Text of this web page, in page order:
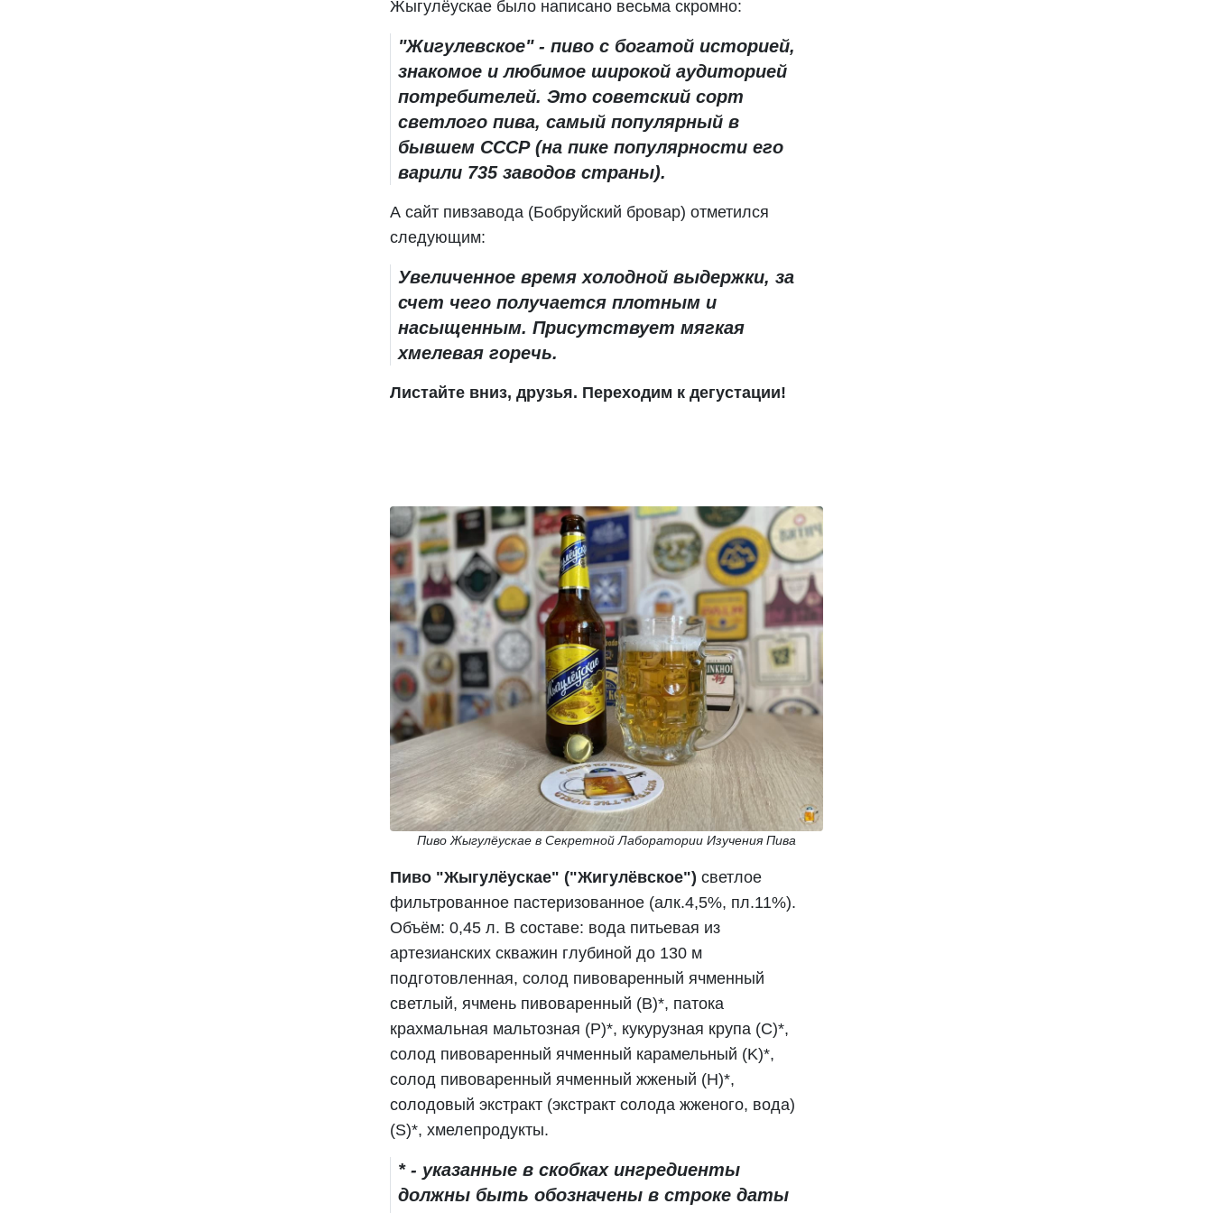
Жыгулёускае было написано весьма скромно:
"Жигулевское" - пиво с богатой историей,
знакомое и любимое широкой аудиторией
потребителей. Это советский сорт
светлого пива, самый популярный в
бывшем СССР (на пике популярности его
варили 735 заводов страны).
А сайт пивзавода (Бобруйский бровар) отметился
следующим:
Увеличенное время холодной выдержки, за
счет чего получается плотным и
насыщенным. Присутствует мягкая
хмелевая горечь.
Листайте вниз, друзья. Переходим к дегустации!
Пиво Жыгулёускае в Секретной Лаборатории Изучения Пива
Пиво "Жыгулёускае" ("Жигулёвское") светлое
фильтрованное пастеризованное (алк.4,5%, пл.11%).
Объём: 0,45 л. В составе: вода питьевая из
артезианских скважин глубиной до 130 м
подготовленная, солод пивоваренный ячменный
светлый, ячмень пивоваренный (B)*, патока
крахмальная мальтозная (P)*, кукурузная крупа (C)*,
солод пивоваренный ячменный карамельный (K)*,
солод пивоваренный ячменный жженый (H)*,
солодовый экстракт (экстракт солода жженого, вода)
(S)*, хмелепродукты.
* - указанные в скобках ингредиенты
должны быть обозначены в строке даты